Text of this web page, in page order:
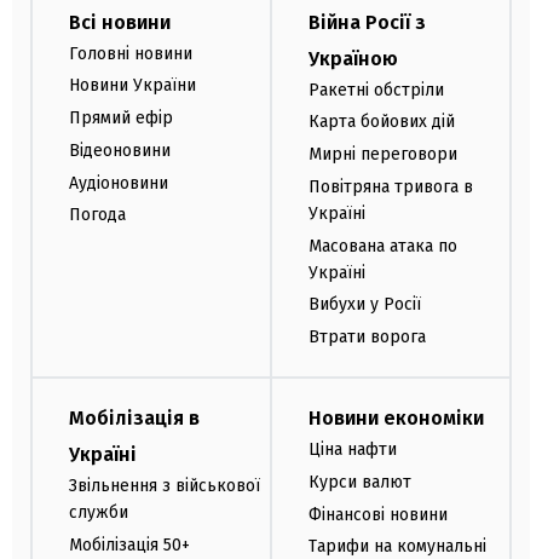
Всі новини
Головні новини
Новини України
Прямий ефір
Відеоновини
Аудіоновини
Погода
Війна Росії з
Україною
Ракетні обстріли
Карта бойових дій
Мирні переговори
Повітряна тривога в
Україні
Масована атака по
Україні
Вибухи у Росії
Втрати ворога
Мобілізація в
Україні
Звільнення з військової
служби
Мобілізація 50+
Новини економіки
Ціна нафти
Курси валют
Фінансові новини
Тарифи на комунальні